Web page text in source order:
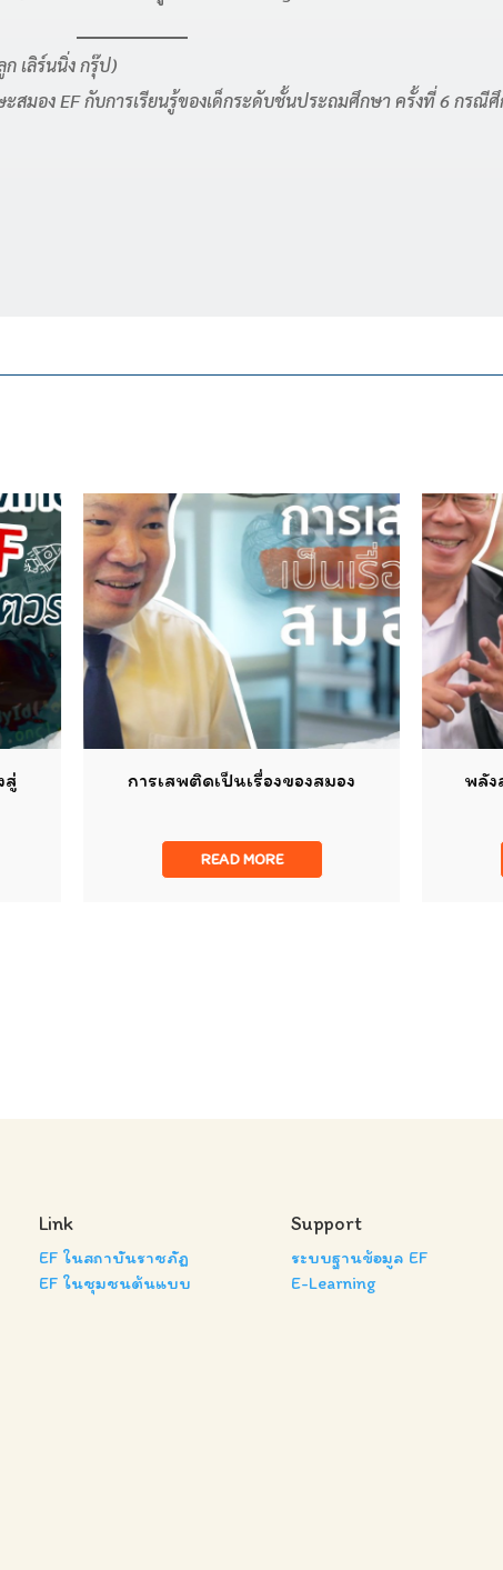
เลิร์นนิ่ง กรุ๊ป)
มอง EF กับการเรียนรู้ของเด็กระดับชั้นประถมศึกษา ครั้งที่ 6 กรณีศึ
องของสมอง
พลังสมอง EF เด็กไทย สร้างได้
Link
EF ในสถาบันราชภัฏ
EF ในชุมชนต้นแบบ
Support
ระบบฐานข้อมูล EF
E-Learning